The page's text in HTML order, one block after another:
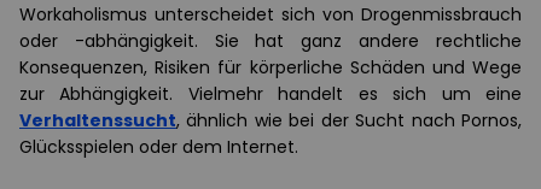
Workaholismus unterscheidet sich von Drogenmissbrauch
oder -abhängigkeit. Sie hat ganz andere rechtliche
Konsequenzen, Risiken für körperliche Schäden und Wege
zur Abhängigkeit. Vielmehr handelt es sich um eine
Verhaltenssucht, ähnlich wie bei der Sucht nach Pornos,
Glücksspielen oder dem Internet.